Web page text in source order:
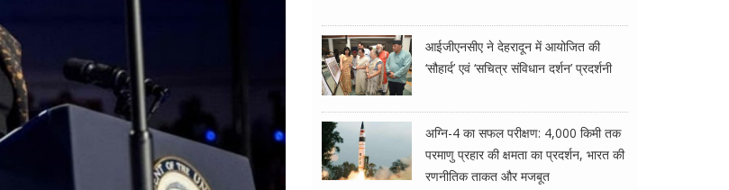
आईजीएनसीए ने देहरादून में आयोजित की
‘सौहार्द’ एवं ‘सचित्र संविधान दर्शन’ प्रदर्शनी
अग्नि-4 का सफल परीक्षण: 4,000 किमी तक
परमाणु प्रहार की क्षमता का प्रदर्शन, भारत की
रणनीतिक ताकत और मजबूत